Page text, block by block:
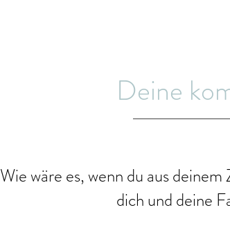
Deine
Wie wäre es, wenn du aus
dich und deine